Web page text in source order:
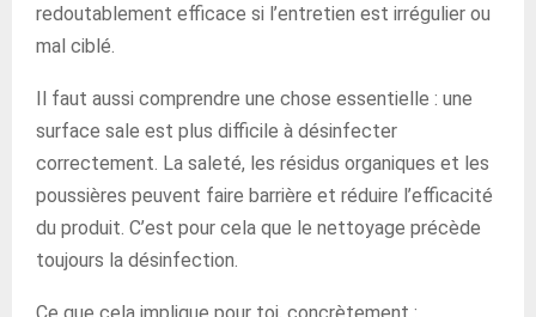
redoutablement efficace si l’entretien est irrégulier ou
mal ciblé.
Il faut aussi comprendre une chose essentielle : une
surface sale est plus difficile à désinfecter
correctement. La saleté, les résidus organiques et les
poussières peuvent faire barrière et réduire l’efficacité
du produit. C’est pour cela que le nettoyage précède
toujours la désinfection.
Ce que cela implique pour toi, concrètement :